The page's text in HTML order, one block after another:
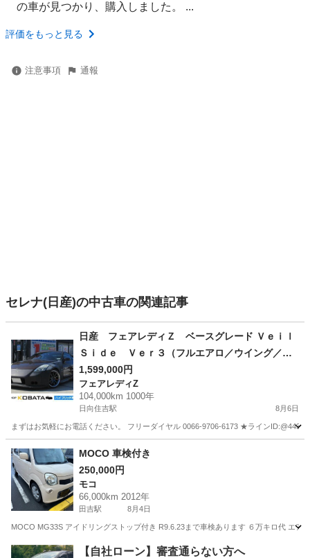
の車が見つかり、購入しました。 ...
評価をもっと見る
注意事項 通報
セレナ(日産)の中古車の関連記事
日産 フェアレディＺ ベースグレード Ｖｅｉｌ
Ｓｉｄｅ Ｖｅｒ３（フルエアロ／ウイング／マ
フラー）ＷＯＲＫ ＥＭＯＴＩＯＮ ＺＲ１０
１９インチＡＷ ブリッツ車高調 社外ナビ 地
デジ バックカメラ Ｂｌｕｅｔｏｏｔｈ ＥＴ
1,599,000円
フェアレディZ
104,000km 1000年
日向住吉駅 8月6日
まずはお気軽にお電話ください。 フリーダイヤル 0066-9706-6173 ★ライン
宮崎 宮崎市 日向住吉駅 フェアレディZ
MOCO 車検付き
250,000円
モコ
66,000km 2012年
田吉駅 8月4日
MOCO MG33S アイドリングストップ付き R9.6.23まで車検あります ６万キロ代 エ
宮崎 宮崎市 田吉駅 モコ
【自社ローン】審査通らない方へ